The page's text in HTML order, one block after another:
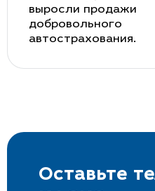
выросли продажи
добровольного
автострахования.
Оставьте